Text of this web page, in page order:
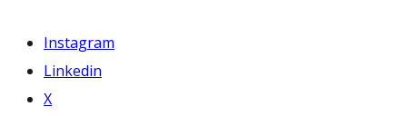
Instagram
Linkedin
X